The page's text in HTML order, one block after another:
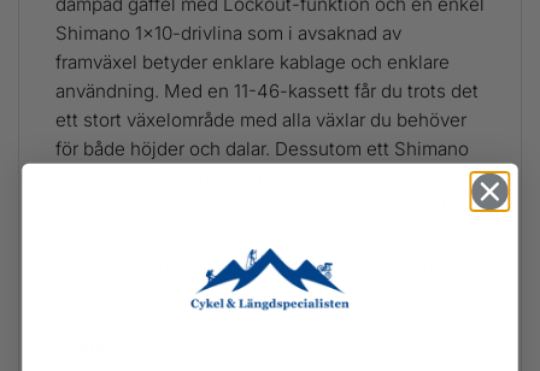
Shimano 1×10-drivlina som i avsaknad av
framväxel betyder enklare kablage och enklare
användning. Med en 11-46-kassett får du trots det
ett stort växelområde med alla växlar du behöver
för både höjder och dalar. Dessutom ett Shimano
dynamonav som driver de medföljande fram- och
baklamporna, skivbromsar, ergonomiska handtag,
Blendr-styrstam som gör det enkelt att montera